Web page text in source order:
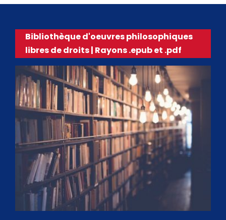
Bibliothèque d'oeuvres philosophiques
libres de droits | Rayons .epub et .pdf